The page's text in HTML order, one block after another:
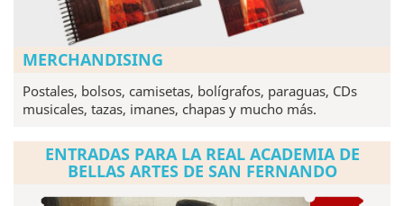
MERCHANDISING
Postales, bolsos, camisetas, bolígrafos, paraguas, CDs
musicales, tazas, imanes, chapas y mucho más.
ENTRADAS PARA LA REAL ACADEMIA DE
BELLAS ARTES DE SAN FERNANDO